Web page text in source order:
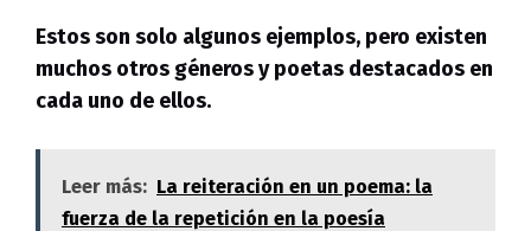
Estos son solo algunos ejemplos, pero existen
muchos otros géneros y poetas destacados en
cada uno de ellos.
Leer más: La reiteración en un poema: la
fuerza de la repetición en la poesía